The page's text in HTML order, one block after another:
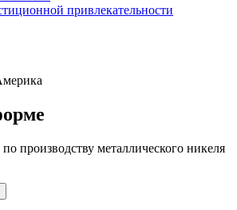
привлекательности
производству металлического никеля